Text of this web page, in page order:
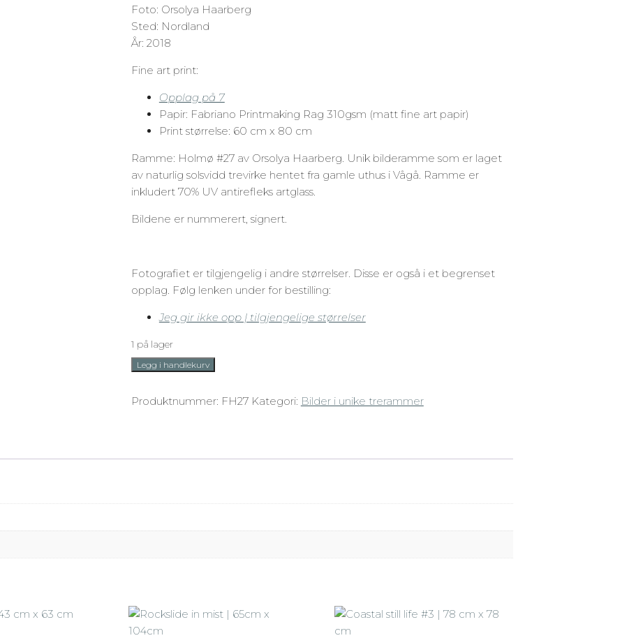
Foto: Orsolya Haarberg
Sted: Nordland
År: 2018
Fine art print:
Opplag på 7
Papir: Fabriano Printmaking Rag 310gsm (matt fine art papir)
Print størrelse: 60 cm x 80 cm
Ramme: Holmø #27 av Orsolya Haarberg. Unik bilderamme som er laget
av naturlig solsvidd trevirke hentet fra gamle uthus i Vågå. Ramme er
inkludert 70% UV antirefleks artglass.
Bildene er nummerert, signert.
Fotografiet er tilgjengelig i andre størrelser. Disse er også i et begrenset
opplag. Følg lenken under for bestilling:
Jeg gir ikke opp | tilgjengelige størrelser
1 på lager
Jeg
ikke
Legg i handlekurv
Produktnummer: FH27 Kategori: Bilder i unike trerammer